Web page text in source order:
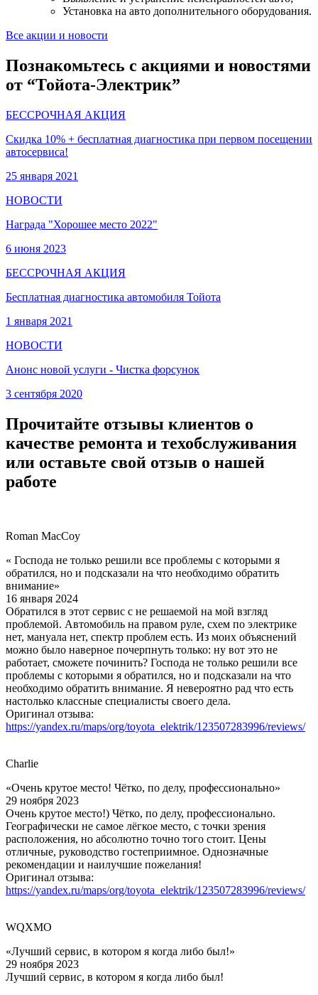
Установка на авто дополнительного оборудования.
Все акции и новости
Познакомьтесь с акциями и новостями
от “Тойота-Электрик”
БЕССРОЧНАЯ АКЦИЯ
Скидка 10% + бесплатная диагностика при первом посещении
автосервиса!
25 января 2021
НОВОСТИ
Награда "Хорошее место 2022"
6 июня 2023
БЕССРОЧНАЯ АКЦИЯ
Бесплатная диагностика автомобиля Тойота
1 января 2021
НОВОСТИ
Анонс новой услуги - Чистка форсунок
3 сентября 2020
Прочитайте отзывы клиентов о
качестве ремонта и техобслуживания
или оставьте свой отзыв о нашей
работе
Roman MacCoy
« Господа не только решили все проблемы с которыми я
обратился, но и подсказали на что необходимо обратить
внимание»
16 января 2024
Обратился в этот сервис с не решаемой на мой взгляд
проблемой. Автомобиль на правом руле, схем по электрике
нет, мануала нет, спектр проблем есть. Из моих объяснений
можно было наверное почерпнуть только: ну вот это не
работает, сможете починить? Господа не только решили все
проблемы с которыми я обратился, но и подсказали на что
необходимо обратить внимание. Я невероятно рад что есть
настолько классные специалисты своего дела.
Оригинал отзыва:
https://yandex.ru/maps/org/toyota_elektrik/123507283996/reviews/
Charlie
«Очень крутое место! Чётко, по делу, профессионально»
29 ноября 2023
Очень крутое место!) Чётко, по делу, профессионально.
Географически не самое лёгкое место, с точки зрения
расположения, но абсолютно точно того стоит. Цены
отличные, руководство гостеприимное. Однозначные
рекомендации и наилучшие пожелания!
Оригинал отзыва:
https://yandex.ru/maps/org/toyota_elektrik/123507283996/reviews/
WQXMO
«Лучший сервис, в котором я когда либо был!»
29 ноября 2023
Лучший сервис, в котором я когда либо был!